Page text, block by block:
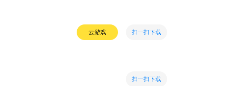
云游戏 扫一扫下载
扫一扫下载